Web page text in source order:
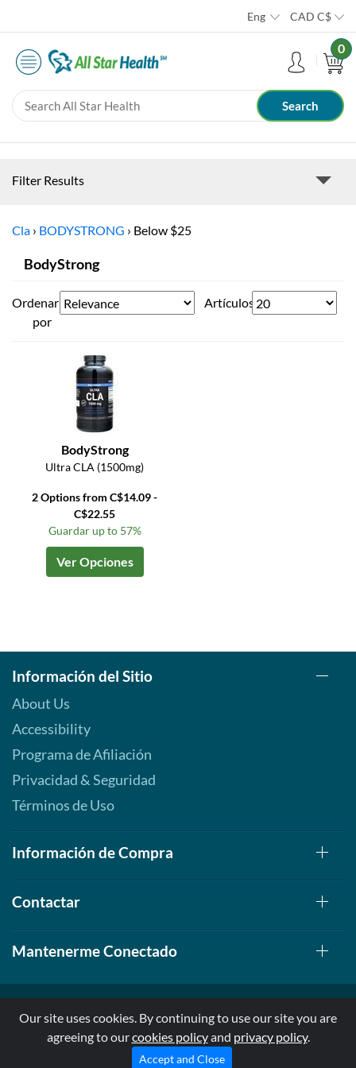
Eng CAD C$
0
Filter Results
Cla › BODYSTRONG › Below $25
BodyStrong
Ordenar
por
Artículos
BodyStrong
Ultra CLA (1500mg)
2 Options from C$14.09 -
C$22.55
Guardar up to 57%
Ver Opciones
Información del Sitio
About Us
Accessibility
Programa de Afiliación
Privacidad & Seguridad
Términos de Uso
Información de Compra
Contactar
Mantenerme Conectado
© 1999-2026, AllStarHealth.com | All Rights Reserved
* Estas declaraciones no han sido evaluadas por la FDA
Our site uses cookies. By continuing to use our site you are
agreeing to ourcookies policyand privacy policy.
Accept and Close